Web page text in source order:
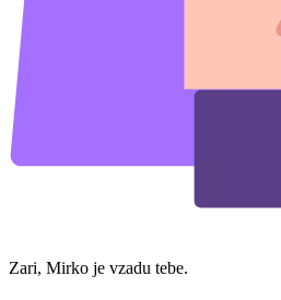
Zari, Mirko je vzadu tebe.